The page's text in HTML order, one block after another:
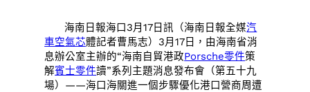
海南日報海口3月17日訊（海南日報全媒汽
車空氣芯體記者曹馬志）3月17日，由海南省消
息辦公室主辦的“海南自貿港政Porsche零件策
解賓士零件讀”系列主題消息發布會（第五十九
場）——海口海關進一個步驟優化港口營商周遭